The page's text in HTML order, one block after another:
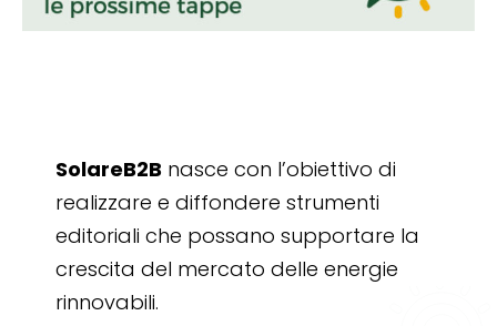
SolareB2B nasce con l’obiettivo di
realizzare e diffondere strumenti
editoriali che possano supportare la
crescita del mercato delle energie
rinnovabili.